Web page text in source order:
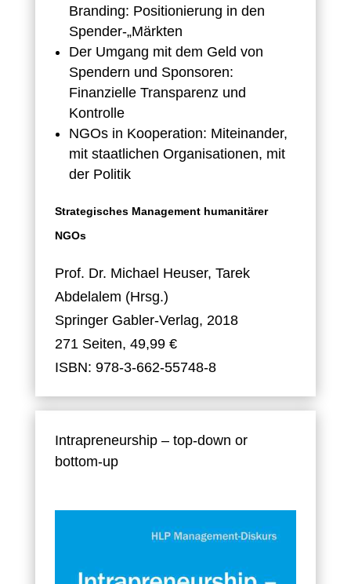
Branding: Positionierung in den
Spender-„Märkten
Der Umgang mit dem Geld von
Spendern und Sponsoren:
Finanzielle Transparenz und
Kontrolle
NGOs in Kooperation: Miteinander,
mit staatlichen Organisationen, mit
der Politik
Strategisches Management humanitärer
NGOs
Prof. Dr. Michael Heuser, Tarek
Abdelalem (Hrsg.)
Springer Gabler-Verlag, 2018
271 Seiten, 49,99 €
ISBN: 978-3-662-55748-8
Intrapreneurship – top-down or
bottom-up